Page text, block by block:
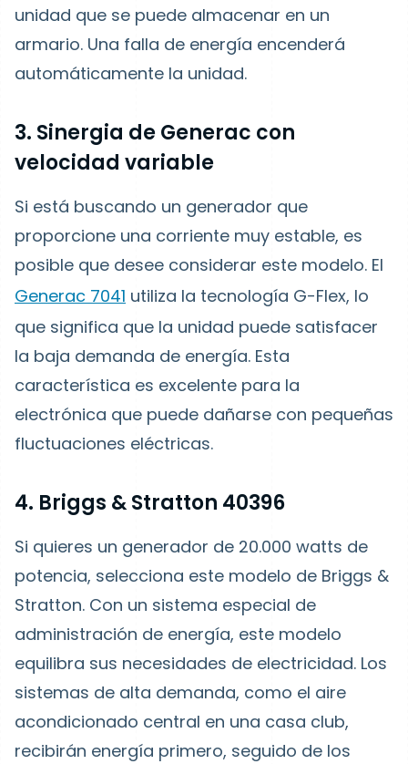
unidad que se puede almacenar en un
armario. Una falla de energía encenderá
automáticamente la unidad.
3. Sinergia de Generac con
velocidad variable
Si está buscando un generador que
proporcione una corriente muy estable, es
posible que desee considerar este modelo. El
Generac 7041 utiliza la tecnología G-Flex, lo
que significa que la unidad puede satisfacer
la baja demanda de energía. Esta
característica es excelente para la
electrónica que puede dañarse con pequeñas
fluctuaciones eléctricas.
4. Briggs & Stratton 40396
Si quieres un generador de 20.000 watts de
potencia, selecciona este modelo de Briggs &
Stratton. Con un sistema especial de
administración de energía, este modelo
equilibra sus necesidades de electricidad. Los
sistemas de alta demanda, como el aire
acondicionado central en una casa club,
recibirán energía primero, seguido de los